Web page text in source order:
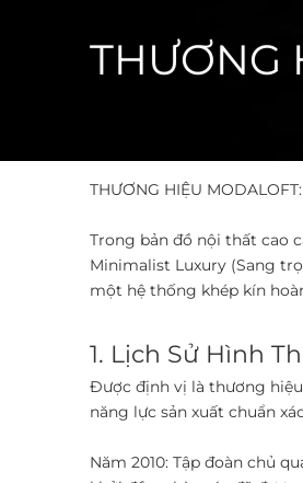
​THƯƠNG
​THƯƠNG HIỆU
Trong bản đồ nội thất cao
Minimalist Luxury (Sang
một hệ thống khép kín
1. Lịch Sử Hình
Được định vị là thương
năng lực sản xuất chuẩn
Năm 2010: Tập đoàn chủ